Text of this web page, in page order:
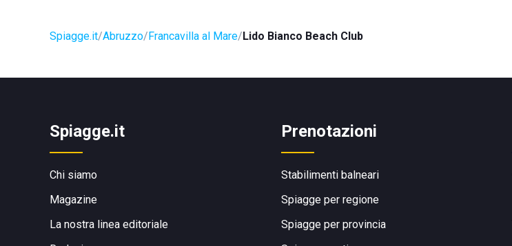
Spiagge.it Abruzzo Francavilla al Mare Lido Bianco Beach Club
Spiagge.it
Chi siamo
Magazine
La nostra linea editoriale
Prenotazioni
Stabilimenti balneari
Spiagge per regione
Spiagge per provincia